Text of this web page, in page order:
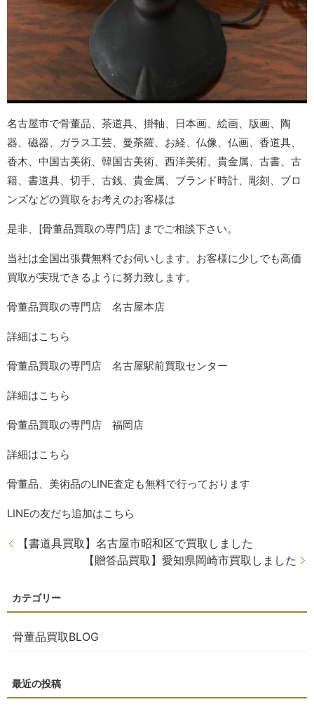
名古屋市で骨董品、茶道具、掛軸、日本画、絵画、版画、陶
器、磁器、ガラス工芸、曼荼羅、お経、仏像、仏画、香道具、
香木、中国古美術、韓国古美術、西洋美術、貴金属、古書、古
籍、書道具、切手、古銭、貴金属、ブランド時計、彫刻、ブロ
ンズなどの買取をお考えのお客様は
是非、[骨董品買取の専門店] までご相談下さい。
当社は全国出張費無料でお伺いします。お客様に少しでも高価
買取が実現できるように努力致します。
骨董品買取の専門店 名古屋本店
詳細はこちら
骨董品買取の専門店 名古屋駅前買取センター
詳細はこちら
骨董品買取の専門店 福岡店
詳細はこちら
骨董品、美術品のLINE査定も無料で行っております
LINEの友だち追加はこちら
【書道具買取】名古屋市昭和区で買取しました
【贈答品買取】愛知県岡崎市買取しました
骨董品買取BLOG